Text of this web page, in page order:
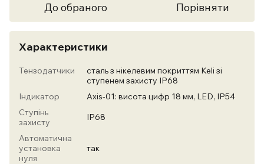
До обраного Порівняти
Характеристики
Тензодатчики
сталь з нікелевим покриттям Keli зі
ступенем захисту IP68
Індикатор
Axis-01: висота цифр 18 мм, LED, IP54
Ступінь
захисту
IP68
Автоматична
установка
нуля
так